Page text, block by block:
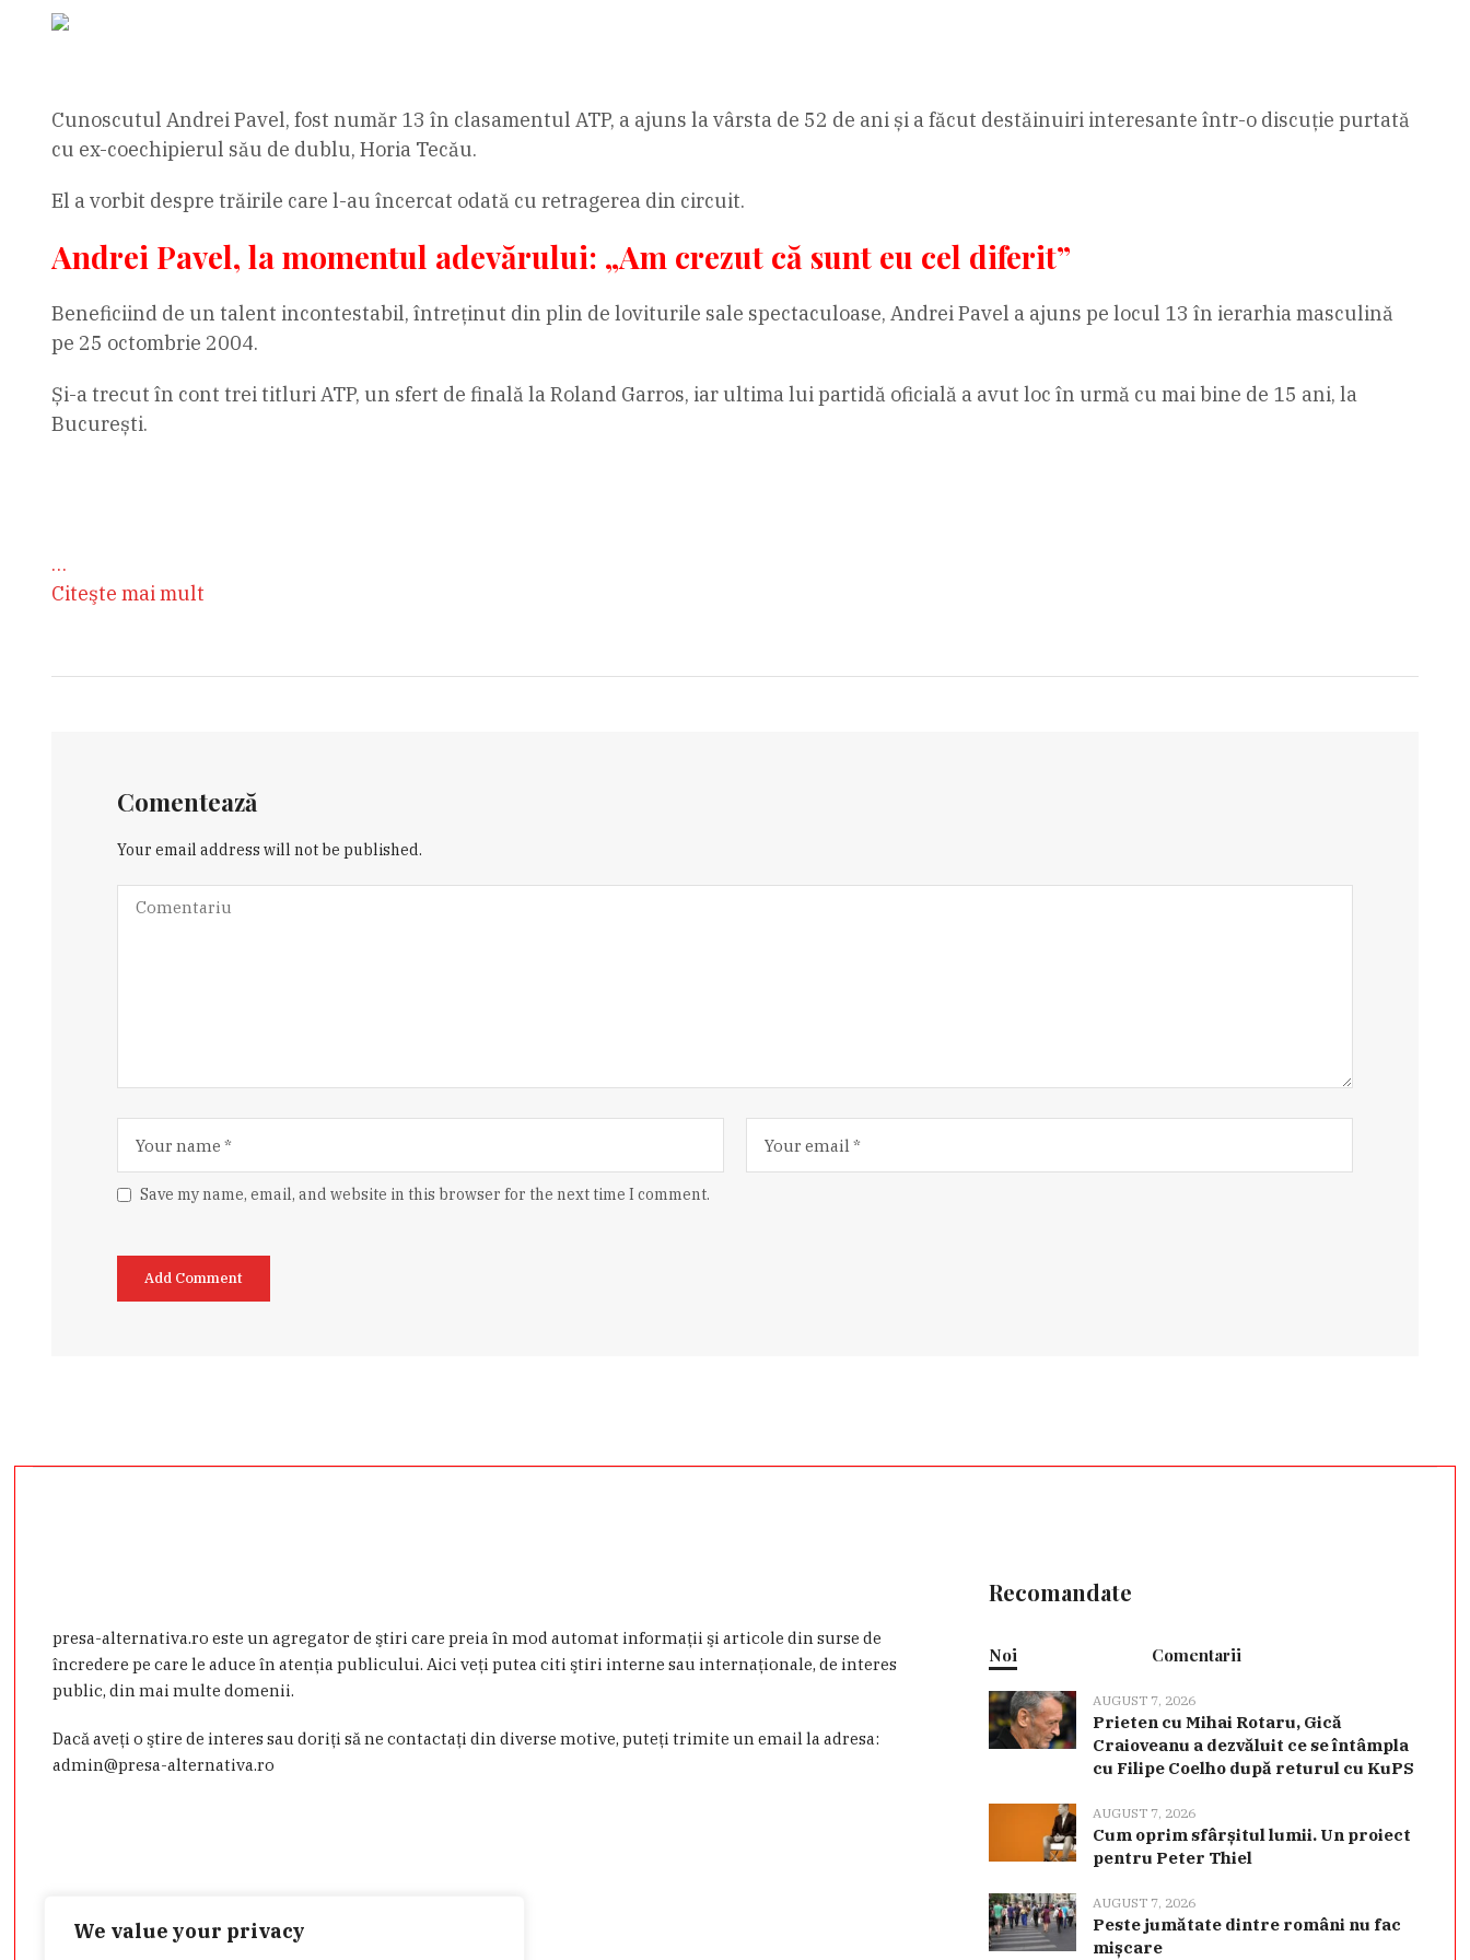
We value your privacy
Cunoscutul Andrei Pavel, fost număr 13 în clasamentul ATP, a ajuns la vârsta de 52 de ani și a făcut destăinuiri interesante într-o discuție purtată
cu ex-coechipierul său de dublu, Horia Tecău.
El a vorbit despre trăirile care l-au încercat odată cu retragerea din circuit.
Andrei Pavel, la momentul adevărului: „Am crezut că sunt eu cel diferit”
Beneficiind de un talent incontestabil, întreținut din plin de loviturile sale spectaculoase, Andrei Pavel a ajuns pe locul 13 în ierarhia masculină
pe 25 octombrie 2004.
Și-a trecut în cont trei titluri ATP, un sfert de finală la Roland Garros, iar ultima lui partidă oficială a avut loc în urmă cu mai bine de 15 ani, la
București.
…
Citeşte mai mult
Comentează
Your email address will not be published.
Save my name, email, and website in this browser for the next time I comment.
presa-alternativa.ro este un agregator de ştiri care preia în mod automat informaţii şi articole din surse de
încredere pe care le aduce în atenţia publicului. Aici veţi putea citi ştiri interne sau internaţionale, de interes
public, din mai multe domenii.
Dacă aveţi o ştire de interes sau doriţi să ne contactaţi din diverse motive, puteţi trimite un email la adresa:
admin@presa-alternativa.ro
Recomandate
Noi Comentarii
AUGUST 7, 2026
Prieten cu Mihai Rotaru, Gică
Craioveanu a dezvăluit ce se întâmpla
cu Filipe Coelho după returul cu KuPS
AUGUST 7, 2026
Cum oprim sfârșitul lumii. Un proiect
pentru Peter Thiel
AUGUST 7, 2026
Peste jumătate dintre români nu fac
mișcare